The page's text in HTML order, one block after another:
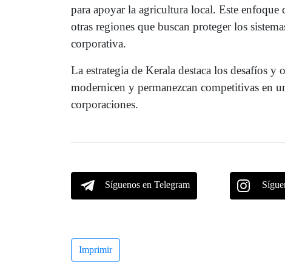
para apoyar la agricultura local. Este
otras regiones que buscan proteger los
corporativa.
La estrategia de Kerala destaca los desafíos y
modernicen y permanezcan competitivas en
corporaciones.
Síguenos en Telegram
Imprimir